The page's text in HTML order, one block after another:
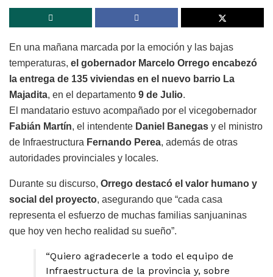
En una mañana marcada por la emoción y las bajas
temperaturas, el gobernador Marcelo Orrego encabezó
la entrega de 135 viviendas en el nuevo barrio La
Majadita, en el departamento 9 de Julio.
El mandatario estuvo acompañado por el vicegobernador
Fabián Martín, el intendente Daniel Banegas y el ministro
de Infraestructura Fernando Perea, además de otras
autoridades provinciales y locales.
Durante su discurso, Orrego destacó el valor humano y
social del proyecto, asegurando que “cada casa
representa el esfuerzo de muchas familias sanjuaninas
que hoy ven hecho realidad su sueño”.
“Quiero agradecerle a todo el equipo de
Infraestructura de la provincia y, sobre